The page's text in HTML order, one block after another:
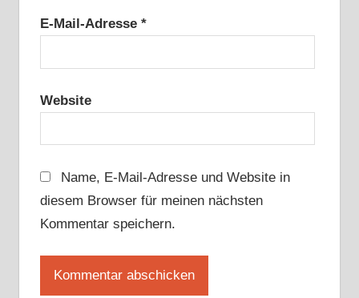
E-Mail-Adresse *
Website
Name, E-Mail-Adresse und Website in
diesem Browser für meinen nächsten
Kommentar speichern.